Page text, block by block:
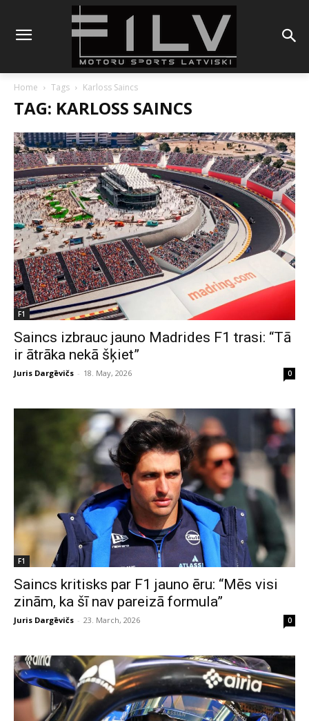
Home Tags Karloss Saincs
TAG: KARLOSS SAINCS
F1
Saincs izbrauc jauno Madrides F1 trasi: “Tā
ir ātrāka nekā šķiet”
Juris Dargēvičs - 18. May, 2026 0
F1
Saincs kritisks par F1 jauno ēru: “Mēs visi
zinām, ka šī nav pareizā formula”
Juris Dargēvičs - 23. March, 2026 0